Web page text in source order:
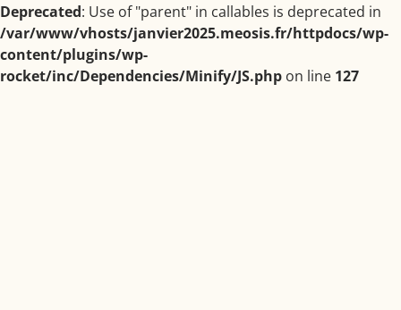
Deprecated: Use of "parent" in callables is deprecated in
/var/www/vhosts/janvier2025.meosis.fr/httpdocs/wp-
content/plugins/wp-
rocket/inc/Dependencies/Minify/JS.php on line 127